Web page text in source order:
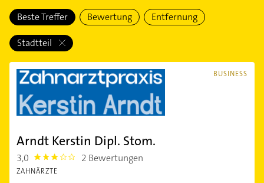
Beste Treffer Bewertung Entfernung
Stadtteil
BUSINESS
Arndt Kerstin Dipl. Stom.
3,0 3.0 2 Bewertungen
ZAHNÄRZTE